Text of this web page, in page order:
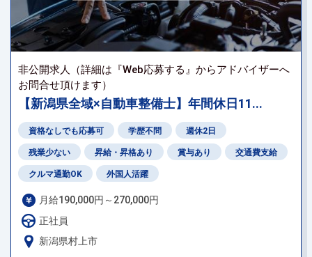
非公開求人（詳細は『Web応募する』からアドバイザーへ
お問合せ頂けます）
【新潟県全域×自動車整備士】年間休日11...
資格なしでも応募可 学歴不問 週休2日
残業少ない 昇給・昇格あり 賞与あり 交通費支給
クルマ通勤OK 外国人活躍
月給190,000円～270,000円
正社員
新潟県村上市